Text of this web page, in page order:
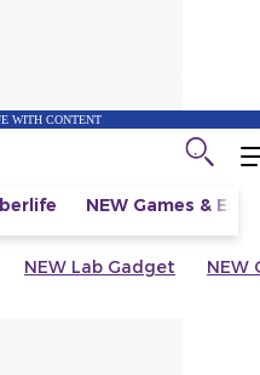
WITH CONTENT
NEW Games &
NEW Lab Gadget NEW